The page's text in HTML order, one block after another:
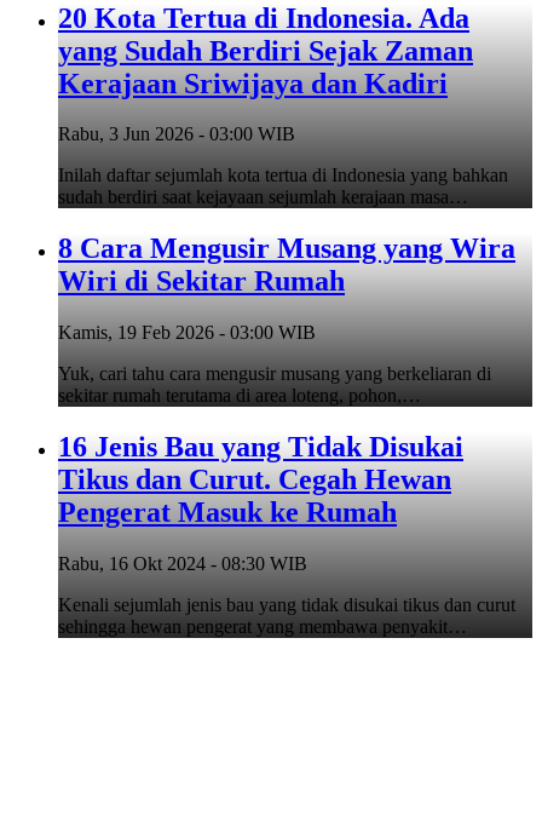
20 Kota Tertua di Indonesia. Ada
yang Sudah Berdiri Sejak Zaman
Kerajaan Sriwijaya dan Kadiri
Rabu, 3 Jun 2026 - 03:00 WIB
Inilah daftar sejumlah kota tertua di Indonesia yang bahkan
sudah berdiri saat kejayaan sejumlah kerajaan masa…
8 Cara Mengusir Musang yang Wira
Wiri di Sekitar Rumah
Kamis, 19 Feb 2026 - 03:00 WIB
Yuk, cari tahu cara mengusir musang yang berkeliaran di
sekitar rumah terutama di area loteng, pohon,…
16 Jenis Bau yang Tidak Disukai
Tikus dan Curut. Cegah Hewan
Pengerat Masuk ke Rumah
Rabu, 16 Okt 2024 - 08:30 WIB
Kenali sejumlah jenis bau yang tidak disukai tikus dan curut
sehingga hewan pengerat yang membawa penyakit…